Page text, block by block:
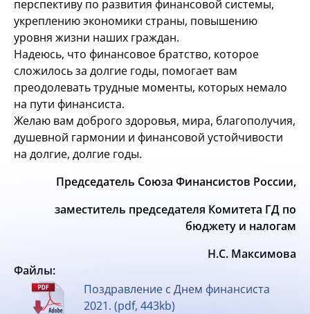
перспективу по развития финансовой системы,
укреплению экономики страны, повышению
уровня жизни наших граждан.
Надеюсь, что финансовое братство, которое
сложилось за долгие годы, помогает вам
преодолевать трудные моменты, которых немало
на пути финансиста.
Желаю вам доброго здоровья, мира, благополучия,
душевной гармонии и финансовой устойчивости
на долгие, долгие годы.
Председатель Союза Финансистов России,
заместитель председателя Комитета ГД по
бюджету и налогам
Н.С. Максимова
Файлы:
Поздравление с Днем финансиста
2021. (pdf, 443kb)